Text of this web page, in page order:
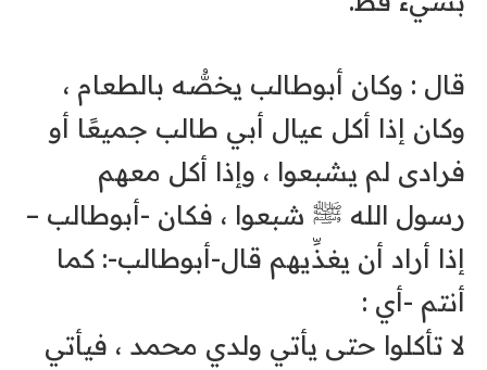
‏قال : وكان أبوطالب يخصُّه بالطعام ،
وكان إذا أكل عيال أبي طالب جميعًا أو
فرادى لم يشبعوا ، وإذا أكل معهم
رسول الله ﷺ شبعوا ، فكان -أبوطالب –
إذا أراد أن يغذِّيهم قال-أبوطالب-: كما
أنتم -أي :
‏لا تأكلوا حتى يأتي ولدي محمد ، فيأتي